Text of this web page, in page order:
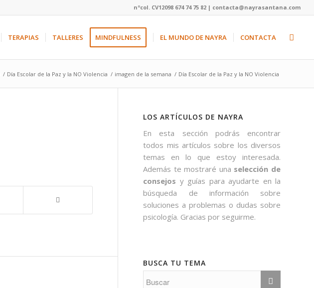
nºcol. CV12098 674 74 75 82 | contacta@nayrasantana.com
TERAPIAS TALLERES MINDFULNESS EL MUNDO DE NAYRA CONTACTA
/ Día Escolar de la Paz y la NO Violencia / imagen de la semana / Día Escolar de la Paz y la NO Violencia
LOS ARTÍCULOS DE NAYRA
En esta sección podrás encontrar
todos mis artículos sobre los diversos
temas en lo que estoy interesada.
Además te mostraré una selección de
consejos y guías para ayudarte en la
búsqueda de información sobre
soluciones a problemas o dudas sobre
psicología. Gracias por seguirme.
BUSCA TU TEMA